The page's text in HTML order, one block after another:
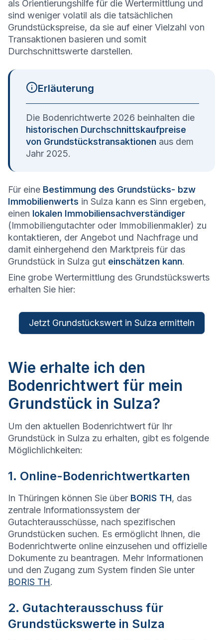
als Orientierungshilfe für die Wertermittlung und
sind weniger volatil als die tatsächlichen
Grundstückspreise, da sie auf einer Vielzahl von
Transaktionen basieren und somit
Durchschnittswerte darstellen.
Erläuterung
Die Bodenrichtwerte 2026 beinhalten die
historischen Durchschnittskaufpreise
von Grundstückstransaktionen aus dem
Jahr 2025.
Für eine Bestimmung des Grundstücks- bzw
Immobilienwerts in Sulza kann es Sinn ergeben,
einen lokalen Immobiliensachverständiger
(Immobiliengutachter oder Immobilienmakler) zu
kontaktieren, der Angebot und Nachfrage und
damit einhergehend den Marktpreis für das
Grundstück in Sulza gut einschätzen kann.
Eine grobe Wertermittlung des Grundstückswerts
erhalten Sie hier:
Jetzt Grundstückswert in Sulza ermitteln
Wie erhalte ich den
Bodenrichtwert für mein
Grundstück in Sulza?
Um den aktuellen Bodenrichtwert für Ihr
Grundstück in Sulza zu erhalten, gibt es folgende
Möglichlichkeiten:
1. Online-Bodenrichtwertkarten
In Thüringen können Sie über BORIS TH, das
zentrale Informationssystem der
Gutachterausschüsse, nach spezifischen
Grundstücken suchen. Es ermöglicht Ihnen, die
Bodenrichtwerte online einzusehen und offizielle
Dokumente zu beantragen. Mehr Informationen
und den Zugang zum System finden Sie unter
BORIS TH.
2. Gutachterausschuss für
Grundstückswerte in Sulza